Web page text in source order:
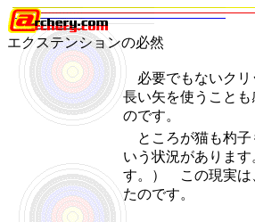
エクステンションの必然
必要でもないクリ
長い矢を使うこと
のです。
ところが猫も杓子
いう状況がありま
す。） この現実は
たのです。